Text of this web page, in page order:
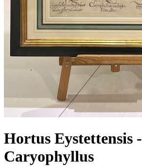
Hortus Eystettensis -
Caryophyllus